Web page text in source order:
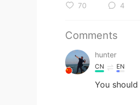
70 4
Comments
hunter
CN EN
You